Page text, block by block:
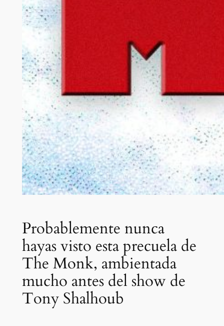
Probablemente nunca
hayas visto esta precuela de
The Monk, ambientada
mucho antes del show de
Tony Shalhoub